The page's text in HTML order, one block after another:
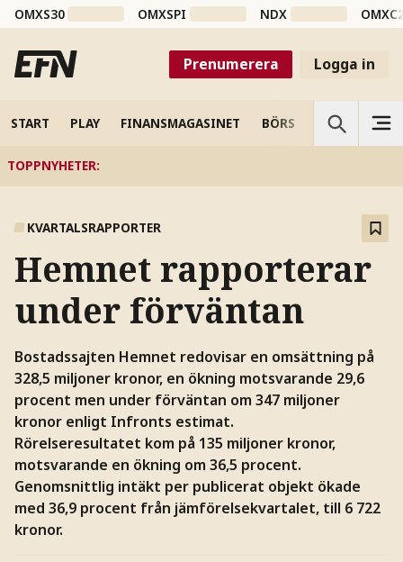
OMXS30 OMXSPI NDX
Prenumerera Logga in
START PLAY FINANSMAGASINET BÖRS VETENSKAP
TOPPNYHETER:
KVARTALSRAPPORTER
Hemnet rapporterar
under förväntan
Bostadssajten Hemnet redovisar en omsättning på
328,5 miljoner kronor, en ökning motsvarande 29,6
procent men under förväntan om 347 miljoner
kronor enligt Infronts estimat.
Rörelseresultatet kom på 135 miljoner kronor,
motsvarande en ökning om 36,5 procent.
Genomsnittlig intäkt per publicerat objekt ökade
med 36,9 procent från jämförelsekvartalet, till 6 722
kronor.